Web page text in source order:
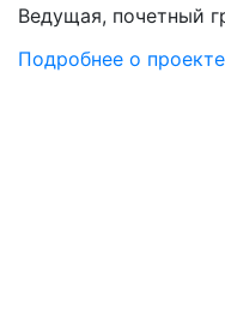
Ведущая, почетный
Подробнее о проекте